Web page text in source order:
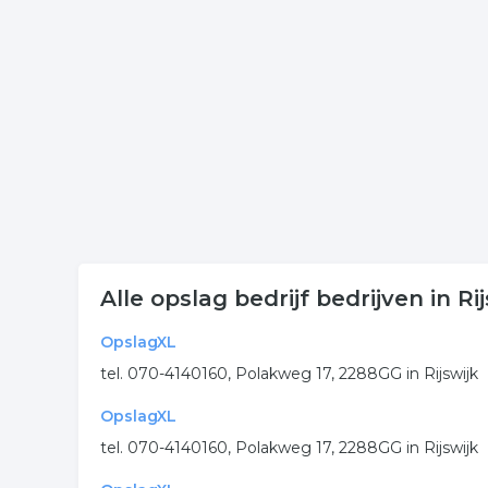
Alle opslag bedrijf bedrijven in
OpslagXL
tel. 070-4140160, Polakweg 17, 2288GG in Rijswijk
OpslagXL
tel. 070-4140160, Polakweg 17, 2288GG in Rijswijk